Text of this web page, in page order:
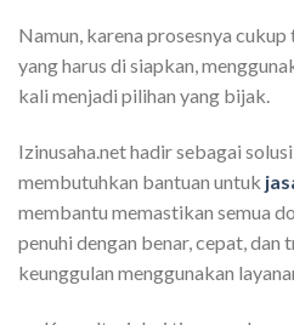
Namun, karena prosesnya
yang harus di siapkan,
kali menjadi pilihan yang bijak.
Izinusaha.net hadir sebagai
membutuhkan bantuan untuk
membantu memastikan semua
penuhi dengan benar, cepat, dan
keunggulan menggunakan